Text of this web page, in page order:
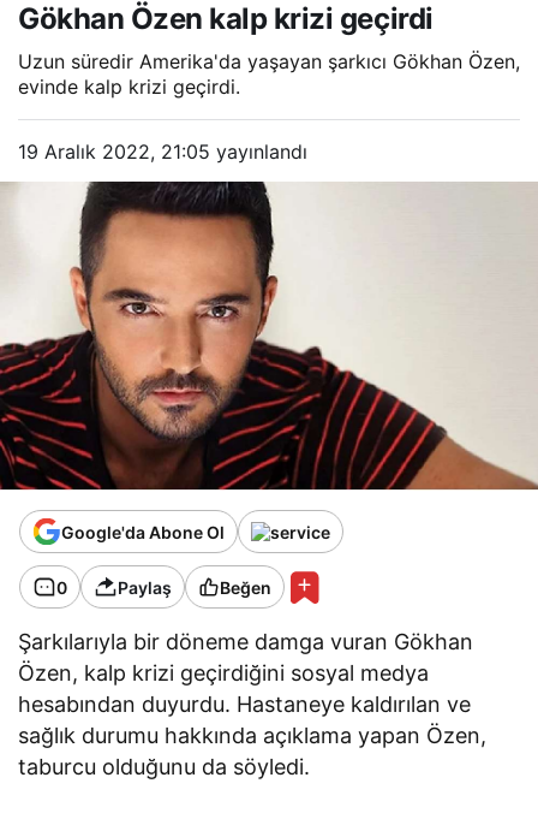
Gökhan Özen kalp krizi geçirdi
Uzun süredir Amerika'da yaşayan şarkıcı Gökhan Özen,
evinde kalp krizi geçirdi.
19 Aralık 2022, 21:05 yayınlandı
Google'da Abone Ol
0 Paylaş Beğen
Şarkılarıyla bir döneme damga vuran Gökhan
Özen, kalp krizi geçirdiğini sosyal medya
hesabından duyurdu. Hastaneye kaldırılan ve
sağlık durumu hakkında açıklama yapan Özen,
taburcu olduğunu da söyledi.